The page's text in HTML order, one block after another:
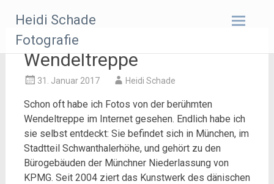
Inhalt
springen
Heidi Schade
Fotografie
Wendeltreppe
31. Januar 2017 Heidi Schade
Schon oft habe ich Fotos von der berühmten
Wendeltreppe im Internet gesehen. Endlich habe ich
sie selbst entdeckt: Sie befindet sich in München, im
Stadtteil Schwanthalerhöhe, und gehört zu den
Bürogebäuden der Münchner Niederlassung von
KPMG. Seit 2004 ziert das Kunstwerk des dänischen